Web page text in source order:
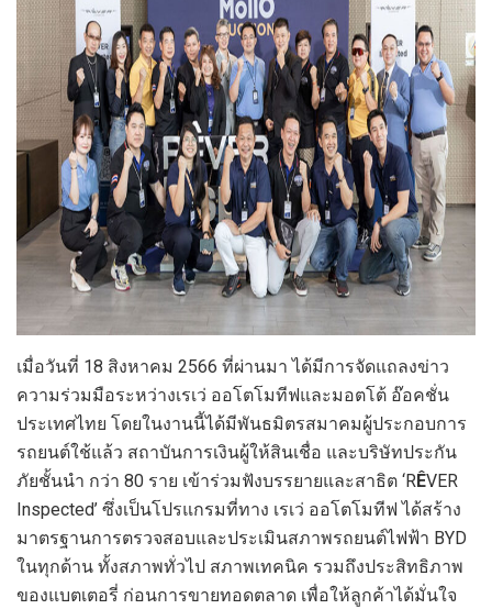
เมื่อวันที่ 18 สิงหาคม 2566 ที่ผ่านมา ได้มีการจัดแถลงข่าว
ความร่วมมือระหว่างเรเว่ ออโตโมทีฟและมอตโต้ อ๊อคชั่น
ประเทศไทย โดยในงานนี้ได้มีพันธมิตรสมาคมผู้ประกอบการ
รถยนต์ใช้แล้ว สถาบันการเงินผู้ให้สินเชื่อ และบริษัทประกัน
ภัยชั้นนำ กว่า 80 ราย เข้าร่วมฟังบรรยายและสาธิต ‘RÊVER
Inspected’ ซึ่งเป็นโปรแกรมที่ทาง เรเว่ ออโตโมทีฟ ได้สร้าง
มาตรฐานการตรวจสอบและประเมินสภาพรถยนต์ไฟฟ้า BYD
ในทุกด้าน ทั้งสภาพทั่วไป สภาพเทคนิค รวมถึงประสิทธิภาพ
ของแบตเตอรี่ ก่อนการขายทอดตลาด เพื่อให้ลูกค้าได้มั่นใจ